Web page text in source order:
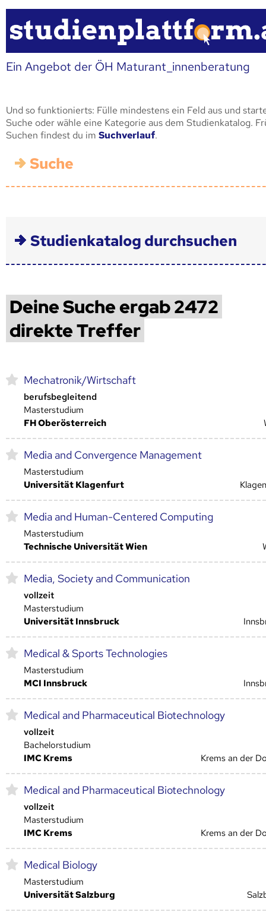
Ein Angebot der ÖH Maturant_innenberatung
Und so funktionierts: Fülle mindestens ein Feld aus und
Suche oder wähle eine Kategorie aus dem Studienkatalog.
Suchen findest du im Suchverlauf.
Suche
Studienkatalog durchsuchen
Deine Suche ergab 2472
direkte Treffer
Mechatronik/Wirtschaft
berufsbegleitend
Masterstudium
FH Oberösterreich
Media and Convergence Management
Masterstudium
Universität Klagenfurt
Media and Human-Centered Computing
Masterstudium
Technische Universität Wien
Media, Society and Communication
vollzeit
Masterstudium
Universität Innsbruck
Medical & Sports Technologies
Masterstudium
MCI Innsbruck
Medical and Pharmaceutical Biotechnology
vollzeit
Bachelorstudium
IMC Krems
Krems an der
Medical and Pharmaceutical Biotechnology
vollzeit
Masterstudium
IMC Krems
Krems an der
Medical Biology
Masterstudium
Universität Salzburg